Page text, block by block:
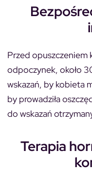
Przed opuszczeniem
odpoczynek, około
wskazań, by kobieta
by prowadziła
do wskazań
Terapia